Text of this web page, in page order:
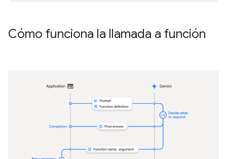
Cómo funciona la llamada a función